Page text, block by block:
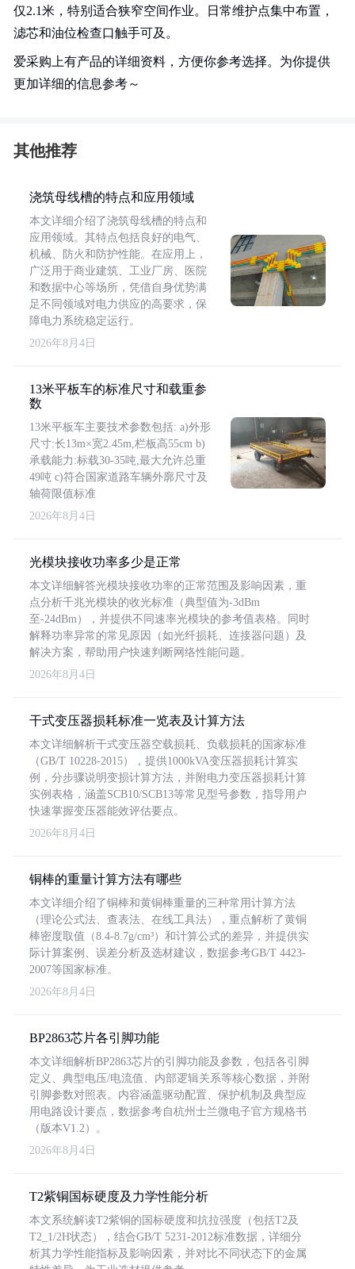
仅2.1米，特别适合狭窄空间作业。日常维护点集中布置，
滤芯和油位检查口触手可及。
爱采购上有产品的详细资料，方便你参考选择。为你提供
更加详细的信息参考～
其他推荐
浇筑母线槽的特点和应用领域
本文详细介绍了浇筑母线槽的特点和
应用领域。其特点包括良好的电气、
机械、防火和防护性能。在应用上，
广泛用于商业建筑、工业厂房、医院
和数据中心等场所，凭借自身优势满
足不同领域对电力供应的高要求，保
障电力系统稳定运行。
2026年8月4日
13米平板车的标准尺寸和载重参
数
13米平板车主要技术参数包括: a)外形
尺寸:长13m×宽2.45m,栏板高55cm b)
承载能力:标载30-35吨,最大允许总重
49吨 c)符合国家道路车辆外廓尺寸及
轴荷限值标准
2026年8月4日
光模块接收功率多少是正常
本文详细解答光模块接收功率的正常范围及影响因素，重
点分析千兆光模块的收光标准（典型值为-3dBm
至-24dBm），并提供不同速率光模块的参考值表格。同时
解释功率异常的常见原因（如光纤损耗、连接器问题）及
解决方案，帮助用户快速判断网络性能问题。
2026年8月4日
干式变压器损耗标准一览表及计算方法
本文详细解析干式变压器空载损耗、负载损耗的国家标准
（GB/T 10228-2015），提供1000kVA变压器损耗计算实
例，分步骤说明变损计算方法，并附电力变压器损耗计算
实例表格，涵盖SCB10/SCB13等常见型号参数，指导用户
快速掌握变压器能效评估要点。
2026年8月4日
铜棒的重量计算方法有哪些
本文详细介绍了铜棒和黄铜棒重量的三种常用计算方法
（理论公式法、查表法、在线工具法），重点解析了黄铜
棒密度取值（8.4-8.7g/cm³）和计算公式的差异，并提供实
际计算案例、误差分析及选材建议，数据参考GB/T 4423-
2007等国家标准。
2026年8月4日
BP2863芯片各引脚功能
本文详细解析BP2863芯片的引脚功能及参数，包括各引脚
定义、典型电压/电流值、内部逻辑关系等核心数据，并附
引脚参数对照表。内容涵盖驱动配置、保护机制及典型应
用电路设计要点，数据参考自杭州士兰微电子官方规格书
（版本V1.2）。
2026年8月4日
T2紫铜国标硬度及力学性能分析
本文系统解读T2紫铜的国标硬度和抗拉强度（包括T2及
T2_1/2H状态），结合GB/T 5231-2012标准数据，详细分
析其力学性能指标及影响因素，并对比不同状态下的金属